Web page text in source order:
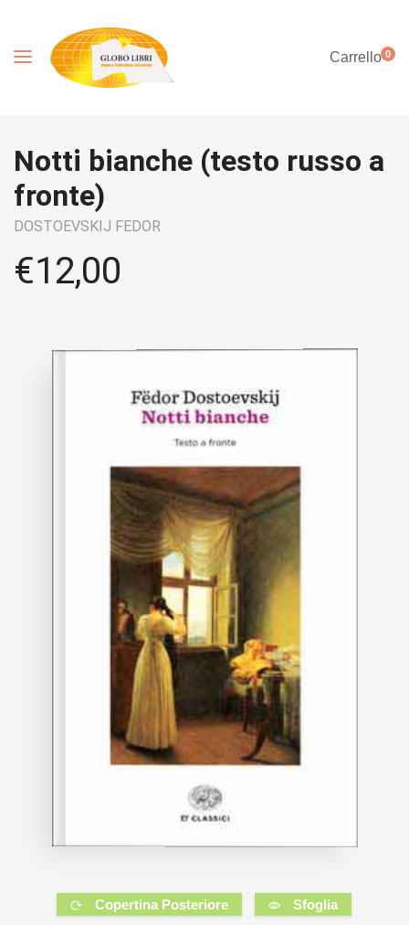
Carrello0
Notti bianche (testo russo a
fronte)
DOSTOEVSKIJ FEDOR
€12,00
Copertina Posteriore Sfoglia